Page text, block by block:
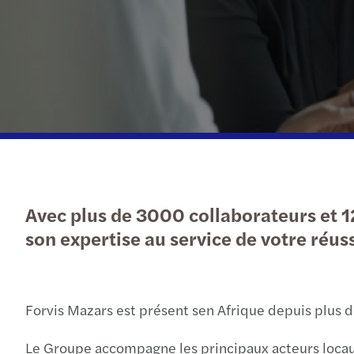
Avec plus de 3000 collaborateurs et
son expertise au service de votre
Forvis Mazars est présent sen Afrique depuis plus
Le Groupe accompagne les principaux acteurs